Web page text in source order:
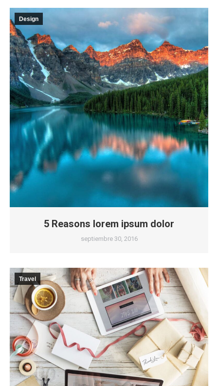
Design
5 Reasons lorem ipsum dolor
septiembre 30, 2016
Travel